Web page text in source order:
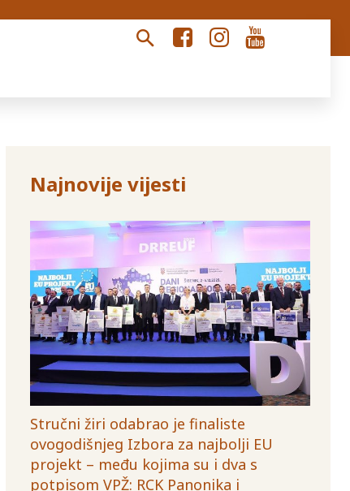
Najnovije vijesti
Stručni žiri odabrao je finaliste
ovogodišnjeg Izbora za najbolji EU
projekt – među kojima su i dva s
potpisom VPŽ: RCK Panonika i